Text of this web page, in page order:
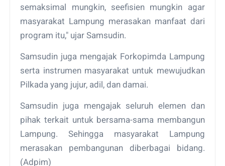
semaksimal mungkin, seefisien mungkin agar
masyarakat Lampung merasakan manfaat dari
program itu," ujar Samsudin.
Samsudin juga mengajak Forkopimda Lampung
serta instrumen masyarakat untuk mewujudkan
Pilkada yang jujur, adil, dan damai.
Samsudin juga mengajak seluruh elemen dan
pihak terkait untuk bersama-sama membangun
Lampung. Sehingga masyarakat Lampung
merasakan pembangunan diberbagai bidang.
(Adpim)